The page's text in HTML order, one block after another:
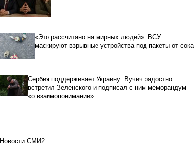
«Это рассчитано на мирных людей»: ВСУ
маскируют взрывные устройства под пакеты от сока
Сербия поддерживает Украину: Вучич радостно
встретил Зеленского и подписал с ним меморандум
«о взаимопонимании»
Новости СМИ2